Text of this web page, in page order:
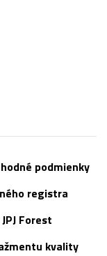
podmienky
registra
Forest
kvality